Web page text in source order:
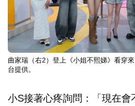
曲家瑞（右2）登上《小姐不熙娣》看穿
台提供。
小S接著心疼詢問：「現在會